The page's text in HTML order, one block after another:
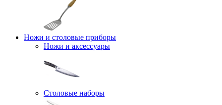
Ножи и столовые приборы
Ножи и аксессуары
Столовые наборы